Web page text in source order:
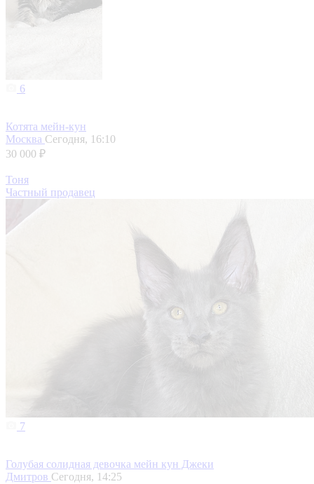
6
Котята мейн-кун
Москва Сегодня, 16:10
30 000 ₽
Тоня
Частный продавец
7
Голубая солидная девочка мейн кун Джеки
Дмитров Сегодня, 14:25